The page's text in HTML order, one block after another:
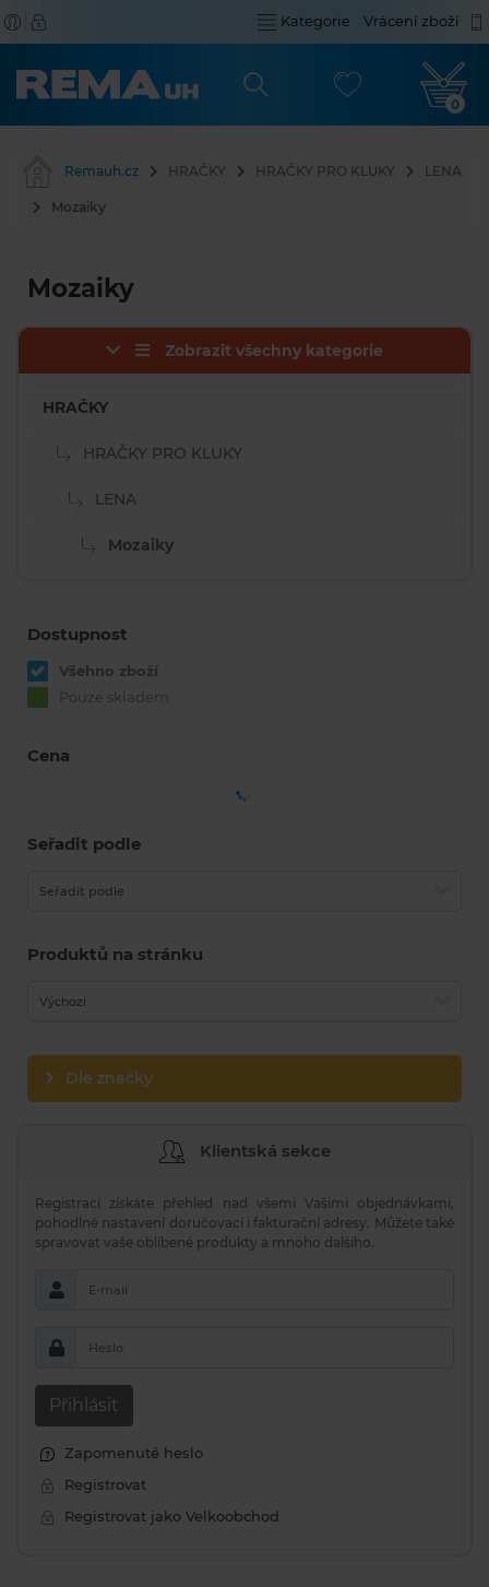
Kategorie Vrácení zboží
0
Remauh.cz HRAČKY HRAČKY PRO KLUKY LENA
Mozaiky
Mozaiky
Zobrazit všechny kategorie
HRAČKY
HRAČKY PRO KLUKY
LENA
Mozaiky
Dostupnost
Všehno zboží
Pouze skladem
Cena
Seřadit podle
Seřadit podle
Produktů na stránku
Výchozí
Dle značky
Klientská sekce
Registrací získáte přehled nad všemi Vašimi objednávkami,
pohodlné nastavení doručovací i fakturační adresy. Můžete také
spravovat vaše oblíbené produkty a mnoho dalšího.
E-mail
Heslo
Přihlásit
Zapomenuté heslo
Registrovat
Registrovat jako Velkoobchod